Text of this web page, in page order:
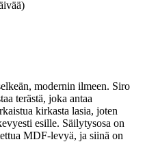
modernin ilmeen. Siro
terästä, joka antaa
kirkasta lasia, joten
esille. Säilytysosa on
MDF-levyä, ja siinä on